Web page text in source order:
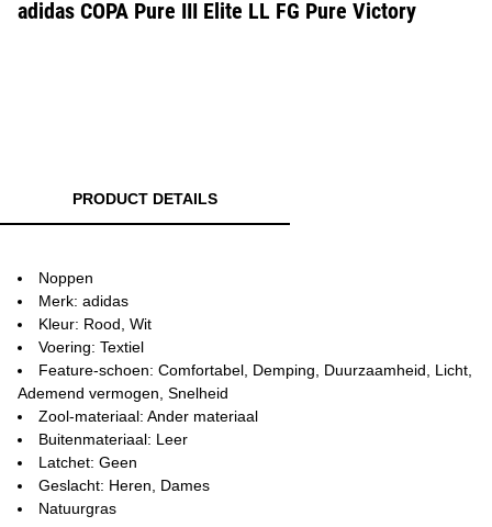
adidas COPA Pure III Elite LL FG Pure Victory
PRODUCT DETAILS
Noppen
Merk: adidas
Kleur: Rood, Wit
Voering: Textiel
Feature-schoen: Comfortabel, Demping, Duurzaamheid, Licht,
Ademend vermogen, Snelheid
Zool-materiaal: Ander materiaal
Buitenmateriaal: Leer
Latchet: Geen
Geslacht: Heren, Dames
Natuurgras